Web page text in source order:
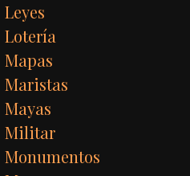
Leyes
Lotería
Mapas
Maristas
Mayas
Militar
Monumentos